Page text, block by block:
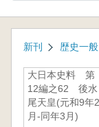
新刊 歴史一
大日本史料 第
12編之62 後水
尾天皇(元和9年2
月-同年3月)